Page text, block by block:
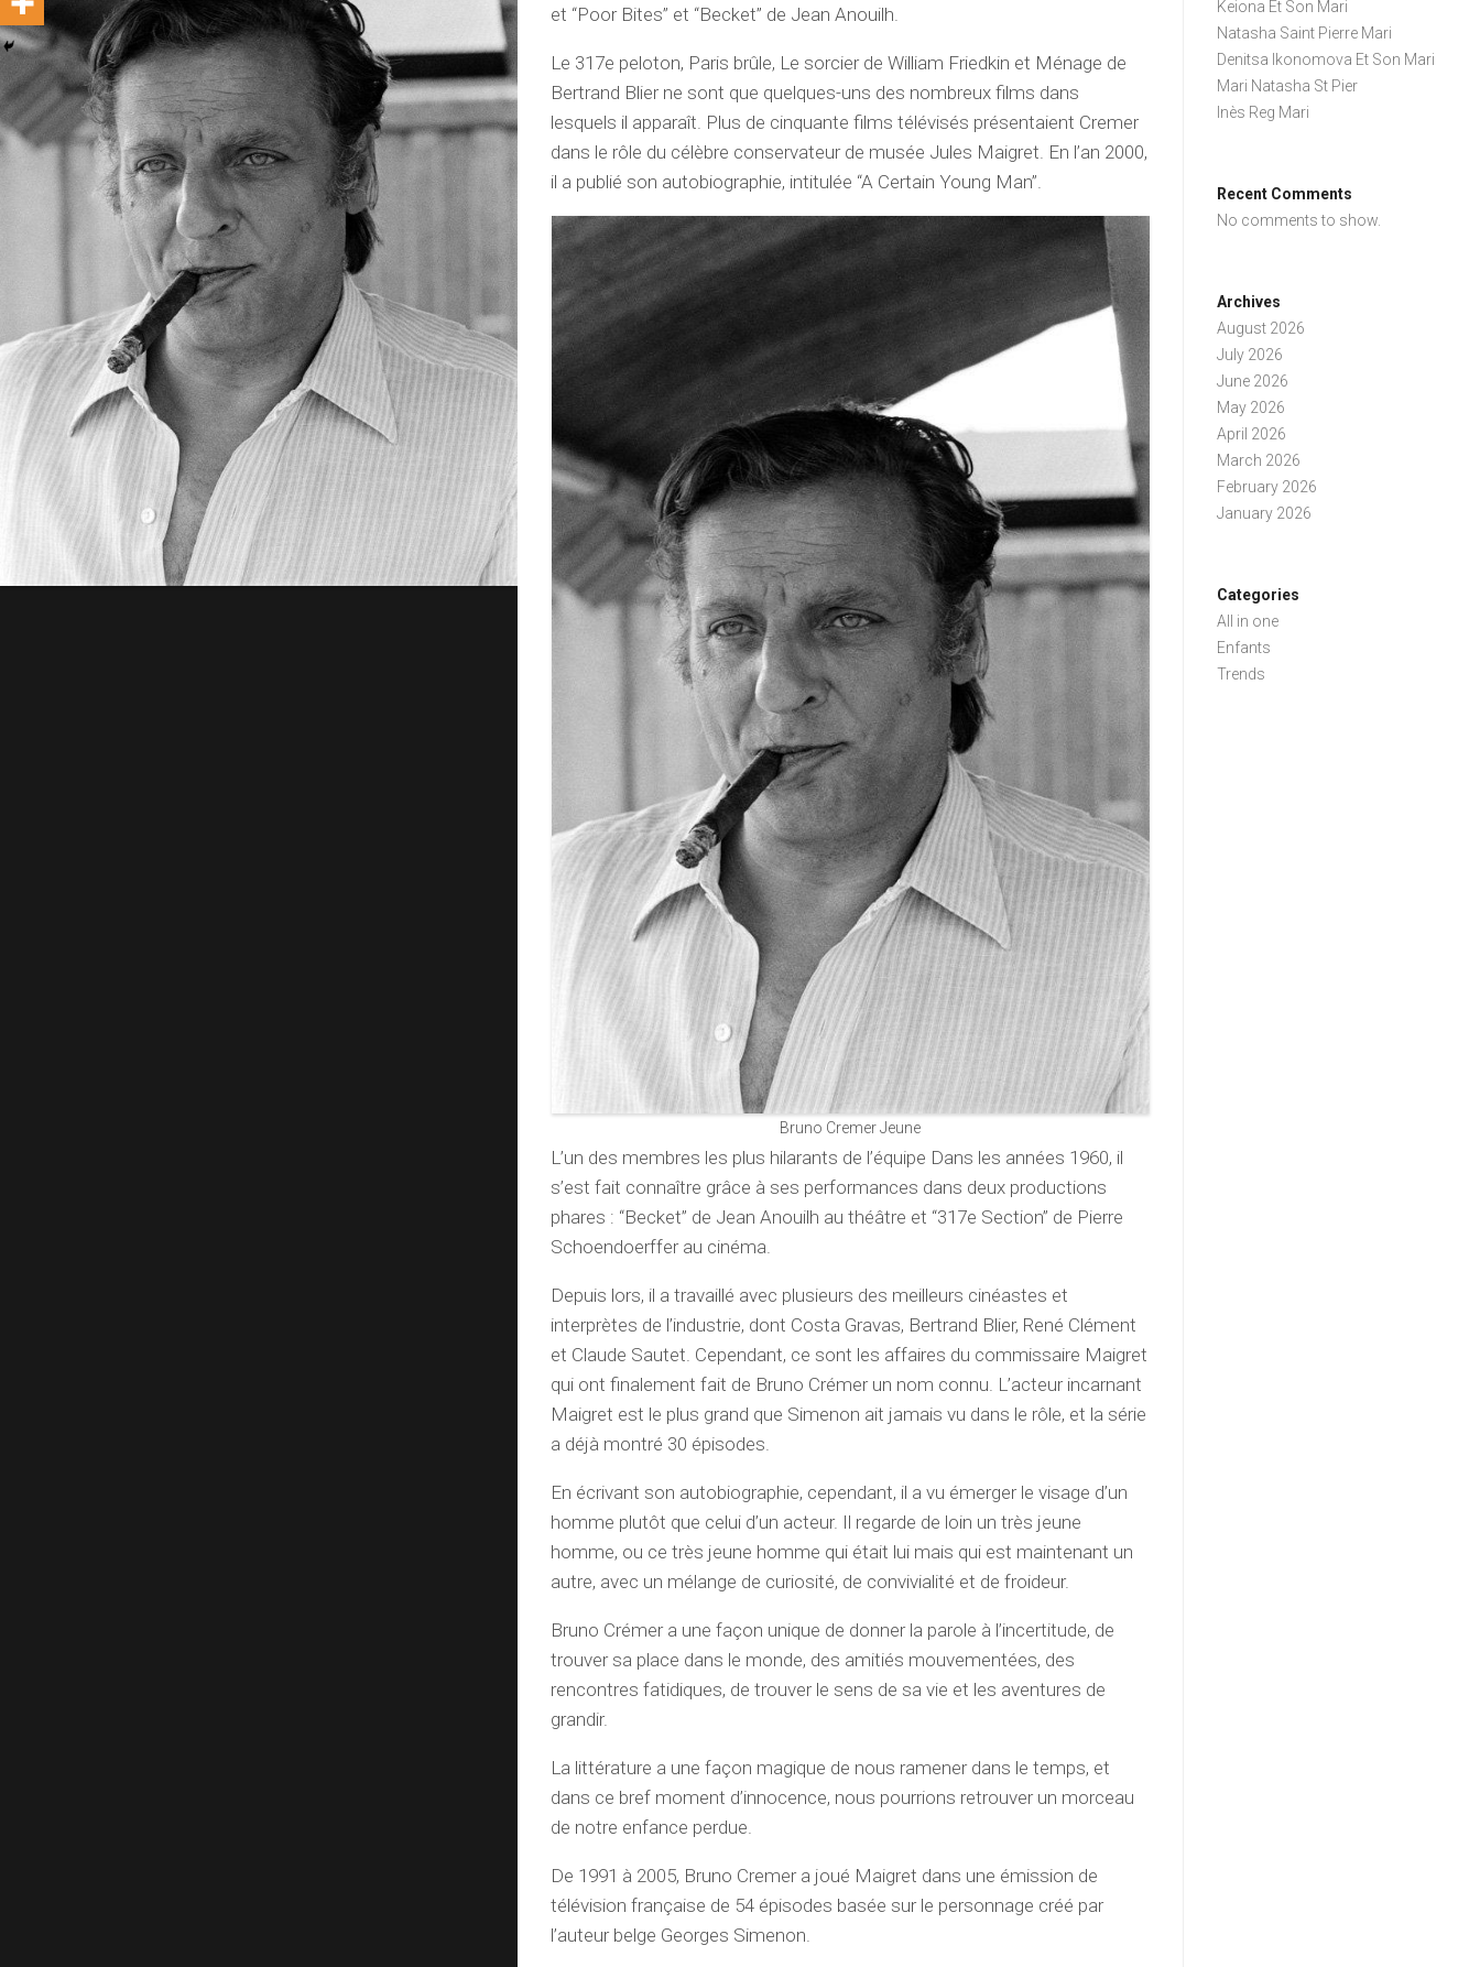
et “Poor Bites” et “Becket” de Jean Anouilh.
Le 317e peloton, Paris brûle, Le sorcier de William Friedkin et Ménage de
Bertrand Blier ne sont que quelques-uns des nombreux films dans
lesquels il apparaît. Plus de cinquante films télévisés présentaient Cremer
dans le rôle du célèbre conservateur de musée Jules Maigret. En l’an 2000,
il a publié son autobiographie, intitulée “A Certain Young Man”.
Bruno Cremer Jeune
L’un des membres les plus hilarants de l’équipe Dans les années 1960, il
s’est fait connaître grâce à ses performances dans deux productions
phares : “Becket” de Jean Anouilh au théâtre et “317e Section” de Pierre
Schoendoerffer au cinéma.
Depuis lors, il a travaillé avec plusieurs des meilleurs cinéastes et
interprètes de l’industrie, dont Costa Gravas, Bertrand Blier, René Clément
et Claude Sautet. Cependant, ce sont les affaires du commissaire Maigret
qui ont finalement fait de Bruno Crémer un nom connu. L’acteur incarnant
Maigret est le plus grand que Simenon ait jamais vu dans le rôle, et la série
a déjà montré 30 épisodes.
En écrivant son autobiographie, cependant, il a vu émerger le visage d’un
homme plutôt que celui d’un acteur. Il regarde de loin un très jeune
homme, ou ce très jeune homme qui était lui mais qui est maintenant un
autre, avec un mélange de curiosité, de convivialité et de froideur.
Bruno Crémer a une façon unique de donner la parole à l’incertitude, de
trouver sa place dans le monde, des amitiés mouvementées, des
rencontres fatidiques, de trouver le sens de sa vie et les aventures de
grandir.
La littérature a une façon magique de nous ramener dans le temps, et
dans ce bref moment d’innocence, nous pourrions retrouver un morceau
de notre enfance perdue.
De 1991 à 2005, Bruno Cremer a joué Maigret dans une émission de
télévision française de 54 épisodes basée sur le personnage créé par
l’auteur belge Georges Simenon.
Keiona Et Son Mari
Natasha Saint Pierre Mari
Denitsa Ikonomova Et Son Mari
Mari Natasha St Pier
Inès Reg Mari
Recent Comments
No comments to show.
Archives
August 2026
July 2026
June 2026
May 2026
April 2026
March 2026
February 2026
January 2026
Categories
All in one
Enfants
Trends